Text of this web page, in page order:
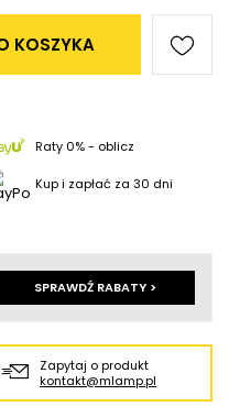
KOSZYKA
Raty 0% - oblicz
Kup i zapłać za 30 dni
SPRAWDŹ RABATY >
Zapytaj o produkt
kontakt@mlamp.pl